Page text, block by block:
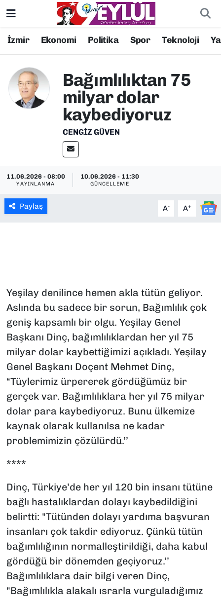
İzmir Ekonomi Politika Spor Teknoloji
Bağımlılıktan 75
milyar dolar
kaybediyoruz
CENGIZ GÜVEN
11.06.2026 - 08:00
YAYINLANMA
10.06.2026 - 11:30
GÜNCELLEME
Paylaş A- A+
Yeşilay denilince hemen akla tütün geliyor.
Aslında bu sadece bir sorun, Bağımlılık çok
geniş kapsamlı bir olgu. Yeşilay Genel
Başkanı Dinç, bağımlılıklardan her yıl 75
milyar dolar kaybettiğimizi açıkladı. Yeşilay
Genel Başkanı Doçent Mehmet Dinç,
“Tüylerimiz ürpererek gördüğümüz bir
gerçek var. Bağımlılıklara her yıl 75 milyar
dolar para kaybediyoruz. Bunu ülkemize
kaynak olarak kullanılsa ne kadar
problemimizin çözülürdü.’’
****
Dinç, Türkiye’de her yıl 120 bin insanı tütüne
bağlı hastalıklardan dolayı kaybedildiğini
belirtti: "Tütünden dolayı yardıma başvuran
insanları çok takdir ediyoruz. Çünkü tütün
bağımlılığının normalleştirildiği, daha kabul
gördüğü bir dönemden geçiyoruz.’’
Bağımlılıklara dair bilgi veren Dinç,
"Bağımlılıkla alakalı ısrarla vurguladığımız
Resmi İlanlar
DÜNYA
EKONOMİ
MAGAZİN
POLİTİKA
TEKNOLOJİ
YAŞAM
YEREL YÖNETİMLER
Konak Nöbetçi Eczaneler
Konak Trafik Yoğunluk Haritası
Süper Lig Puan Durumu ve Fikstür
Tüm Manşetler
Haber Arşivi